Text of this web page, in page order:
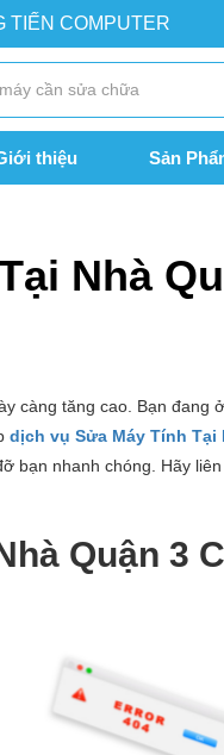
TIẾN COMPUTER
thiệu Sản
Nhà
càng tăng cao. Bạn đang
dịch vụ Sửa Máy Tính Tại
bạn nhanh chóng. Hãy
Quận 3